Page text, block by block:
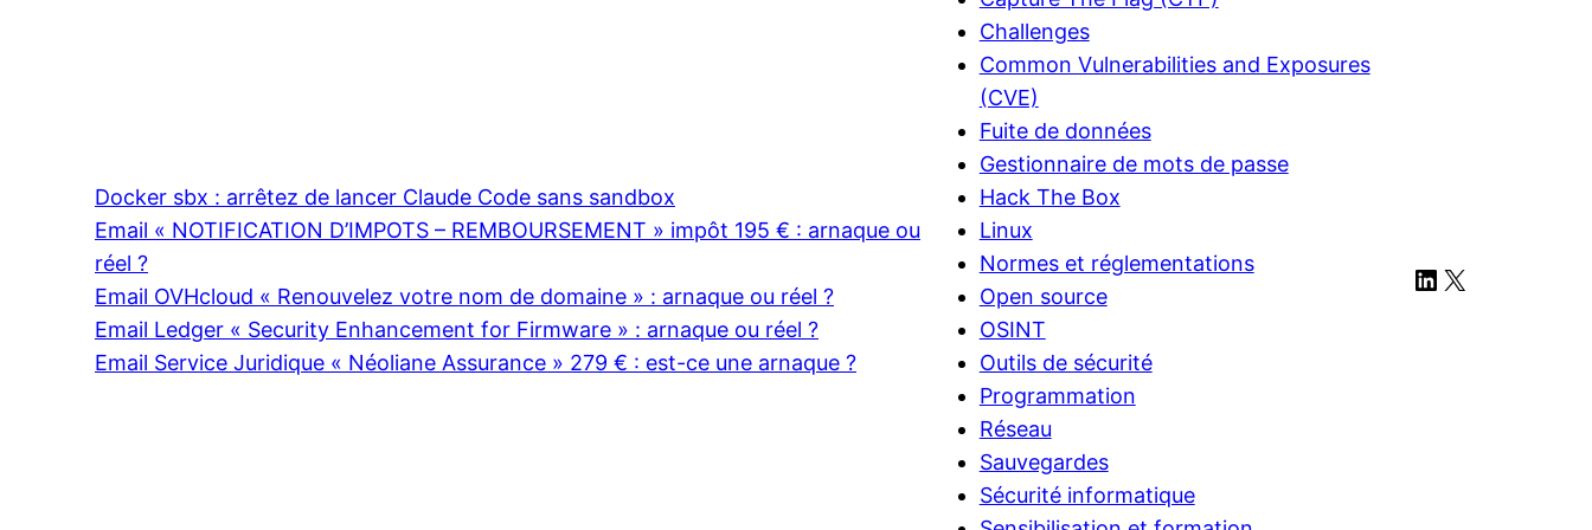
Docker sbx : arrêtez de lancer Claude Code sans sandbox
Email « NOTIFICATION D’IMPOTS – REMBOURSEMENT » impôt 195 € : arnaque ou
réel ?
Email OVHcloud « Renouvelez votre nom de domaine » : arnaque ou réel ?
Email Ledger « Security Enhancement for Firmware » : arnaque ou réel ?
Email Service Juridique « Néoliane Assurance » 279 € : est-ce une arnaque ?
Challenges
Common Vulnerabilities and Exposures
(CVE)
Fuite de données
Gestionnaire de mots de passe
Hack The Box
Linux
Normes et réglementations
Open source
OSINT
Outils de sécurité
Programmation
Réseau
Sauvegardes
Sécurité informatique
LinkedIn
X